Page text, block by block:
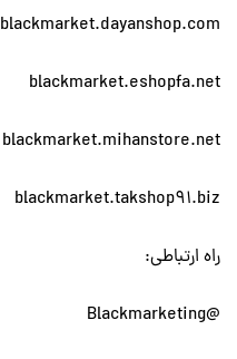
blackmarket.dayanshop.com
blackmarket.eshopfa.net
blackmarket.mihanstore.net
blackmarket.takshop91.biz
راه ارتباطی:
@Blackmarketing